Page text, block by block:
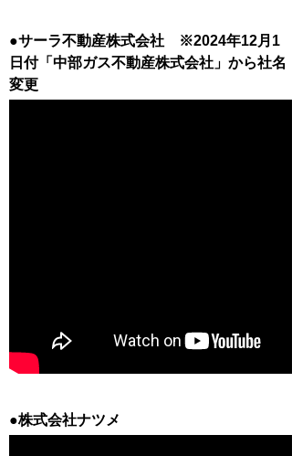
●サーラ不動産株式会社 ※2024年12月1
日付「中部ガス不動産株式会社」から社名
変更
●株式会社ナツメ